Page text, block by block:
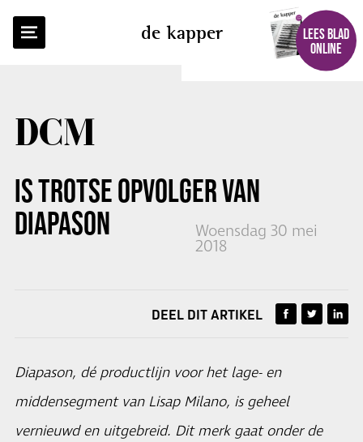
de kapper
LEES BLAD
ONLINE
DCM
IS TROTSE OPVOLGER VAN
DIAPASON
Woensdag 30 mei
2018
TERUG NAAR OVERZICHT
DEEL DIT ARTIKEL
Diapason, dé productlijn voor het lage- en
middensegment van Lisap Milano, is geheel
vernieuwd en uitgebreid. Dit merk gaat onder de